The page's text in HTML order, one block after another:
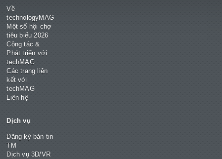
Về
technologyMAG
Một số hội chợ
tiêu biểu 2026
Cộng tác &
Phát triển với
techMAG
Các trang liên
kết với
techMAG
Liên hệ
Dịch vụ
Đăng ký bản tin
TM
Dịch vụ 3D/VR